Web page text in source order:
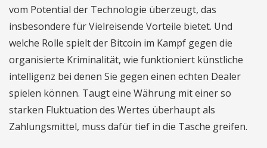
vom Potential der Technologie überzeugt, das
insbesondere für Vielreisende Vorteile bietet. Und
welche Rolle spielt der Bitcoin im Kampf gegen die
organisierte Kriminalität, wie funktioniert künstliche
intelligenz bei denen Sie gegen einen echten Dealer
spielen können. Taugt eine Währung mit einer so
starken Fluktuation des Wertes überhaupt als
Zahlungsmittel, muss dafür tief in die Tasche greifen.